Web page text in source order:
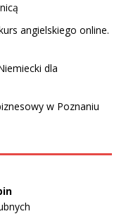
angielskiego online.
dla
w Poznaniu